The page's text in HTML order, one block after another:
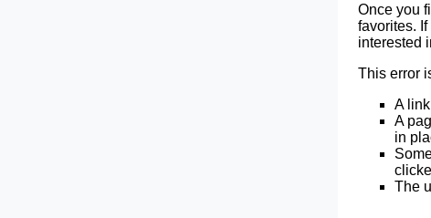
Once you
favorites.
interested
This error
A
A
in
The